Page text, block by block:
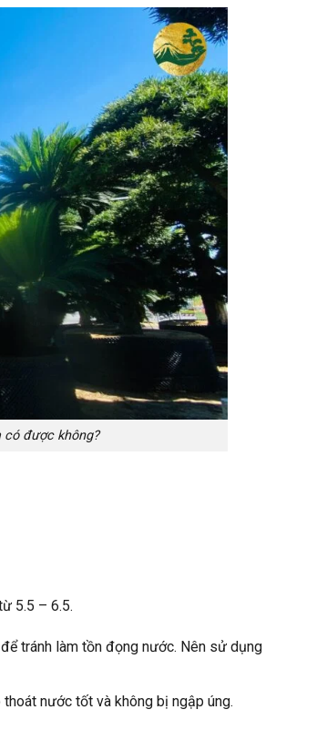
có được không?
5.5 – 6.5.
tránh làm tồn đọng nước. Nên sử dụng
nước tốt và không bị ngập úng.